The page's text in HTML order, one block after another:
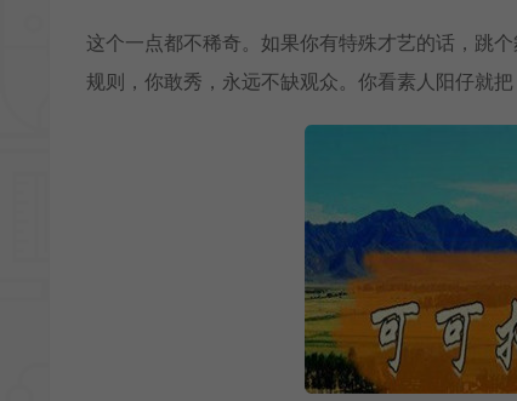
这个一点都不稀奇。如果你有特殊才艺的话，跳
规则，你敢秀，永远不缺观众。你看素人阳仔就